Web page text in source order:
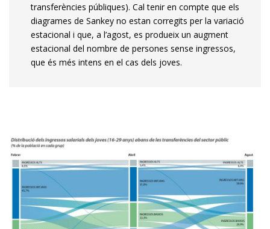
transferències públiques). Cal tenir en compte que els
diagrames de Sankey no estan corregits per la variació
estacional i que, a l’agost, es produeix un augment
estacional del nombre de persones sense ingressos,
que és més intens en el cas dels joves.